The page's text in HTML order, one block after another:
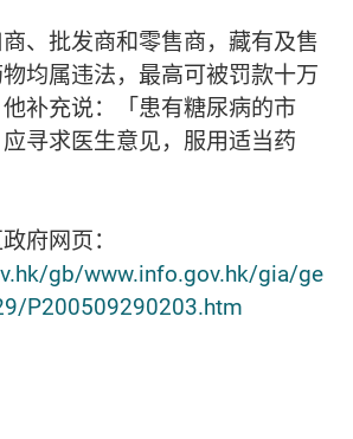
、批发商和零售商，藏有及售
均属违法，最高可被罚款十万
补充说：「患有糖尿病的市
寻求医生意见，服用适当药
府网页：
gb/www.info.gov.hk/gia/ge
P200509290203.htm